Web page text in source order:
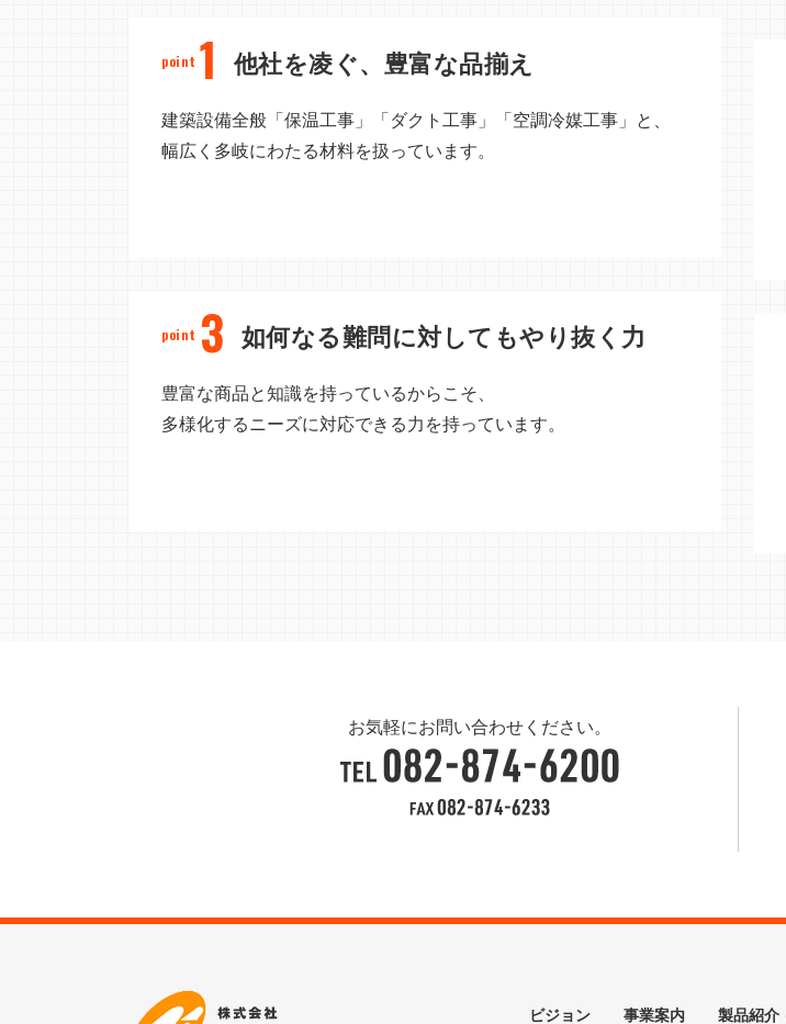
point 1 他社を凌ぐ、豊富な品揃え
建築設備全般「保温工事」「ダクト工事」「空調冷媒工事」と、
幅広く多岐にわたる材料を扱っています。
point 3 如何なる難問に対してもやり抜く力
豊富な商品と知識を持っているからこそ、
多様化するニーズに対応できる力を持っています。
お気軽にお問い合わせください。
ビジョン 事業案内 製品紹介